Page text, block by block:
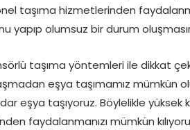
taşıma hizmetlerinden
yapıp olumsuz bir durum
taşıma yöntemleri ile dikkat
eşya taşımamız mümkün
eşya taşıyoruz. Böylelikle
faydalanmanızı mümkün